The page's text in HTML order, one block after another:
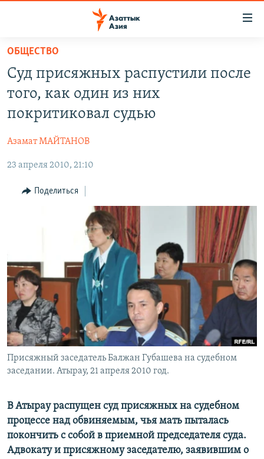
Вернуться
основному
содержанию
главной
Вернутся
поиску
КАЗАХСТАН
НОВОСТИ
КЫРГЫЗЧА
ЎЗБЕКЧА
Все сайты РСЕ/РС
ОБЩЕСТВО
Суд присяжных распустили после
того, как один из них
покритиковал судью
Азамат МАЙТАНОВ
23 апреля 2010, 21:10
Поделиться
Присяжный заседатель Балжан Губашева на судебном
заседании. Атырау, 21 апреля 2010 год.
В Атырау распущен суд присяжных на судебном
процессе над обвиняемым, чья мать пыталась
покончить с собой в приемной председателя суда.
Адвокату и присяжному заседателю, заявившим о